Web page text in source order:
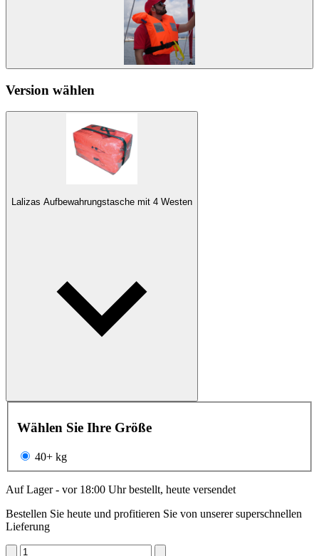
Version wählen
Lalizas Aufbewahrungstasche mit 4 Westen
Wählen Sie Ihre Größe
40+ kg
Auf Lager - vor 18:00 Uhr bestellt, heute versendet
Bestellen Sie heute und profitieren Sie von unserer superschnellen
Lieferung